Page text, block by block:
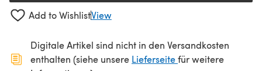
Add to WishlistView
Digitale Artikel sind nicht in den Versandkosten
enthalten (siehe unsere Lieferseite(öffnet sich in
für weitere